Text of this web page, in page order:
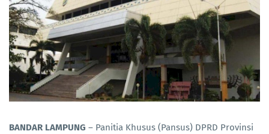
BANDAR LAMPUNG – Panitia Khusus (Pansus) DPRD Provinsi